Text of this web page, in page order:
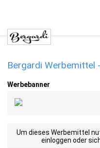
Bergardi Werbemittel
Werbebanner
Um dieses Werbemittel
einloggen oder